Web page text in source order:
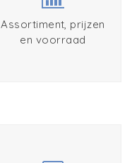
Assortiment, prijzen
en voorraad